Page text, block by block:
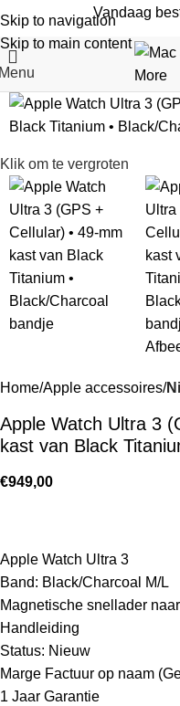
Skip to navigation
Skip to main content
Vandaag
Klik om te vergroten
Home Apple accessoires
Apple Watch Ultra 3
kast van Black
€949,00
Apple Watch Ultra 3
Band: Black/Charcoal M/L
Magnetische snellader
Handleiding
Status: Nieuw
Marge Factuur op naam
1 Jaar Garantie